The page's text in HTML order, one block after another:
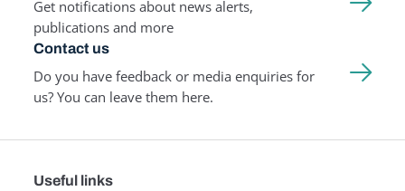
Get notifications about news alerts,
publications and more
Contact us
Do you have feedback or media enquiries for
us? You can leave them here.
Useful links